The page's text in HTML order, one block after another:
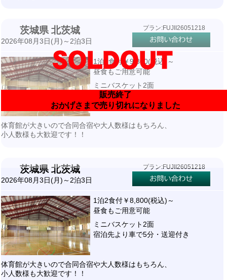
販売終了
おかげさまで売り切れになりました
茨城県 北茨城
2026年08月3日(月)～2泊3日
プラン:FUJII26051218
1泊2食付￥9,800(税込)～
昼食もご用意可能
ミニバスケット2面
宿泊先より車で2.3分・送迎付き
体育館が大きいので合同合宿や大人数様はもちろん、
小人数様も大歓迎です！！
茨城県 北茨城
2026年08月3日(月)～2泊3日
プラン:FUJII26051218
1泊2食付￥8,800(税込)～
昼食もご用意可能
ミニバスケット2面
宿泊先より車で5分・送迎付き
体育館が大きいので合同合宿や大人数様はもちろん、
小人数様も大歓迎です！！